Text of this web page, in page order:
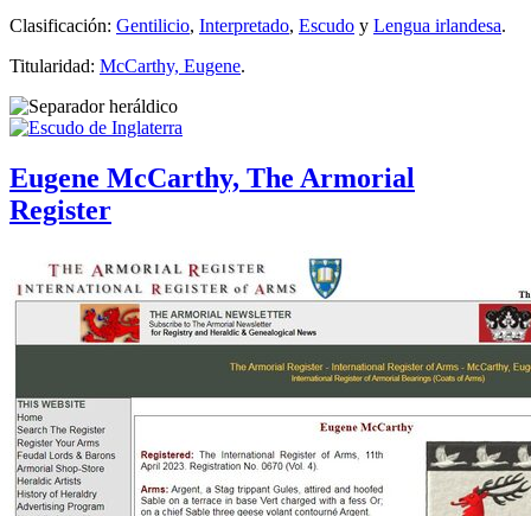
Clasificación: Gentilicio, Interpretado, Escudo y Lengua irlandesa.
Titularidad: McCarthy, Eugene.
Eugene McCarthy, The Armorial
Register